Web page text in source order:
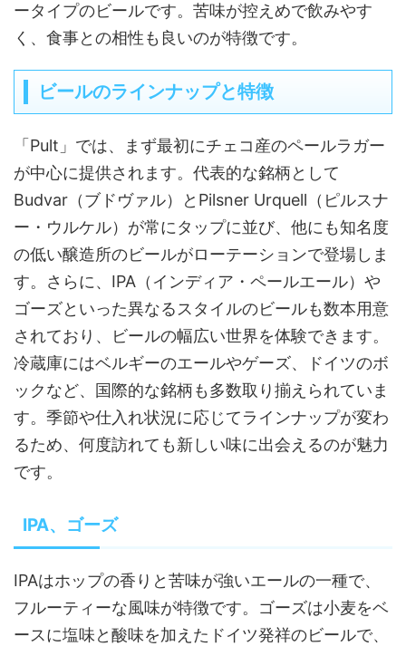
ータイプのビールです。苦味が控えめで飲みやす
く、食事との相性も良いのが特徴です。
ビールのラインナップと特徴
「Pult」では、まず最初にチェコ産のペールラガー
が中心に提供されます。代表的な銘柄として
Budvar（ブドヴァル）とPilsner Urquell（ピルスナ
ー・ウルケル）が常にタップに並び、他にも知名度
の低い醸造所のビールがローテーションで登場しま
す。さらに、IPA（インディア・ペールエール）や
ゴーズといった異なるスタイルのビールも数本用意
されており、ビールの幅広い世界を体験できます。
冷蔵庫にはベルギーのエールやゲーズ、ドイツのボ
ックなど、国際的な銘柄も多数取り揃えられていま
す。季節や仕入れ状況に応じてラインナップが変わ
るため、何度訪れても新しい味に出会えるのが魅力
です。
IPA、ゴーズ
IPAはホップの香りと苦味が強いエールの一種で、
フルーティーな風味が特徴です。ゴーズは小麦をベ
ースに塩味と酸味を加えたドイツ発祥のビールで、